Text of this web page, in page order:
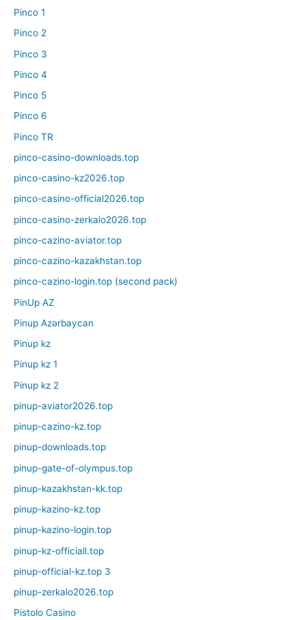
Pinco 1
Pinco 2
Pinco 3
Pinco 4
Pinco 5
Pinco 6
Pinco TR
pinco-casino-downloads.top
pinco-casino-kz2026.top
pinco-casino-official2026.top
pinco-casino-zerkalo2026.top
pinco-cazino-aviator.top
pinco-cazino-kazakhstan.top
pinco-cazino-login.top (second pack)
PinUp AZ
Pinup Azərbaycan
Pinup kz
Pinup kz 1
Pinup kz 2
pinup-aviator2026.top
pinup-cazino-kz.top
pinup-downloads.top
pinup-gate-of-olympus.top
pinup-kazakhstan-kk.top
pinup-kazino-kz.top
pinup-kazino-login.top
pinup-kz-officiall.top
pinup-official-kz.top 3
pinup-zerkalo2026.top
Pistolo Casino